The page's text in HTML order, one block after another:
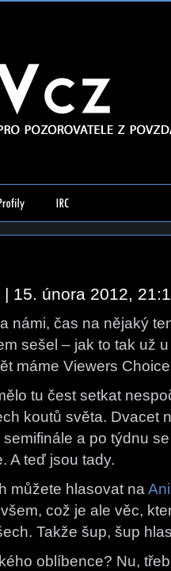
| 15. února 2012,
námi, čas na nějaký
sešel – jak to tak už
máme Viewers
tu čest setkat
koutů světa. Dvacet
a po týdnu
A teď jsou tady.
můžete hlasovat na
což je ale věc,
Takže šup, šup
oblíbence? Nu,